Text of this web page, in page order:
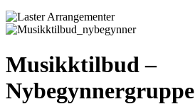
Musikktilbud –
Nybegynnergruppe